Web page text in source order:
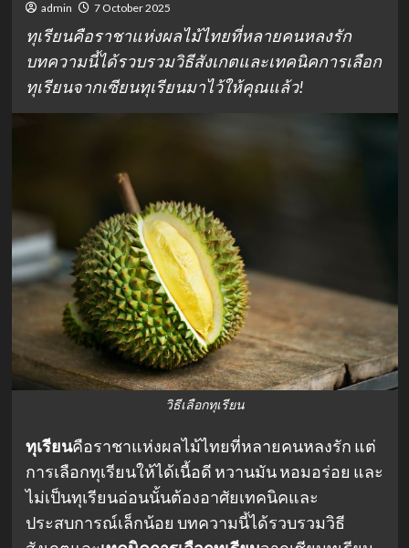
admin 7 October 2025
ทุเรียนคือราชาแห่งผลไม้ไทยที่หลายคนหลงรัก
บทความนี้ได้รวบรวมวิธีสังเกตและเทคนิคการเลือก
ทุเรียนจากเซียนทุเรียนมาไว้ให้คุณแล้ว!
วิธีเลือกทุเรียน
ทุเรียนคือราชาแห่งผลไม้ไทยที่หลายคนหลงรัก แต่
การเลือกทุเรียนให้ได้เนื้อดี หวานมัน หอมอร่อย และ
ไม่เป็นทุเรียนอ่อนนั้นต้องอาศัยเทคนิคและ
ประสบการณ์เล็กน้อย บทความนี้ได้รวบรวมวิธี